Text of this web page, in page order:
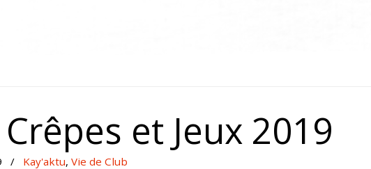
et Jeux 2019
/ Kay'aktu, Vie de Club